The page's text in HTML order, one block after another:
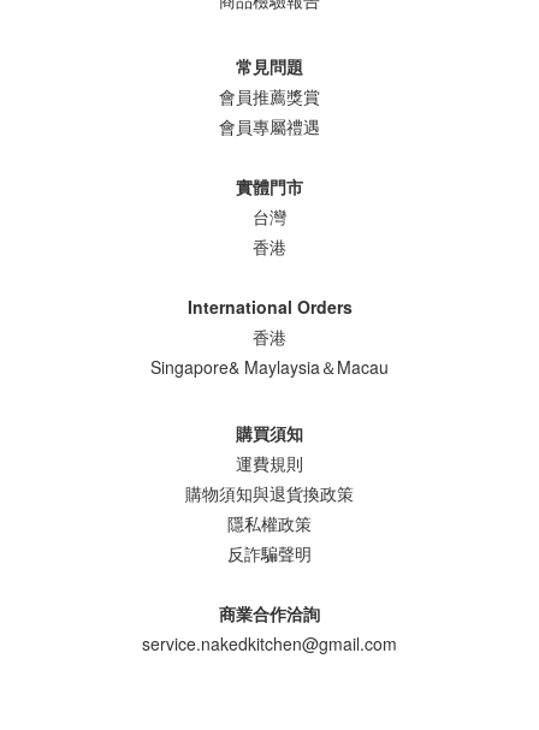
常見問題
會員推薦獎賞
會員專屬禮遇
實體門市
台灣
香港
International Orders
香港
Singapore& Maylaysia＆Macau
購買須知
運費規則
購物須知與退貨換政策
隱私權政策
反詐騙聲明
商業合作洽詢
service.nakedkitchen@gmail.com